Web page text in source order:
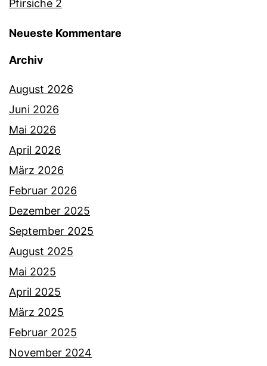
Pfirsiche 2
Neueste Kommentare
Archiv
August 2026
Juni 2026
Mai 2026
April 2026
März 2026
Februar 2026
Dezember 2025
September 2025
August 2025
Mai 2025
April 2025
März 2025
Februar 2025
November 2024